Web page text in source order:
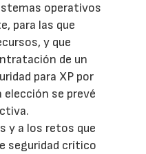
operativos
para las que
y que
de un
para XP por
se prevé
y a los retos que
seguridad crítico